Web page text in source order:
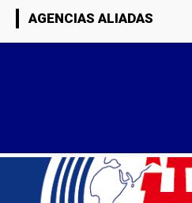
AGENCIAS ALIADAS